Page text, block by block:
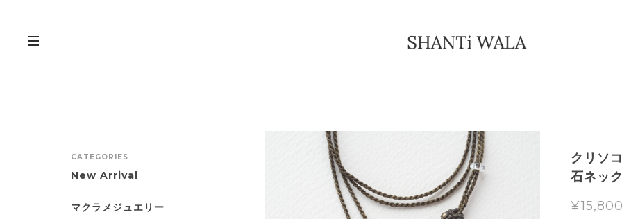
クリソ
石ネッ
CATEGORIES
New Arrival
マクラメジュエリー